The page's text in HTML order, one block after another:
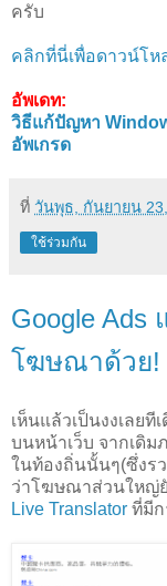
ครับ
คลิกที่นี่เพื่อดาวน์โห
อัพเดท:
วิธีแก้ปัญหา
อัพเกรด
ที่ วันพุธ, กันยายน
ใช้ร่วมกัน
Google
โฆษณาด้วย!
เห็นแล้วเป็นงงเลย
บนหน้าเว็บ จากเดิ
ในท้องถิ่นนั้นๆ(ซึ่งร
ว่าโฆษณาส่วนใหญ่ยั
Live Translator ที่มีก